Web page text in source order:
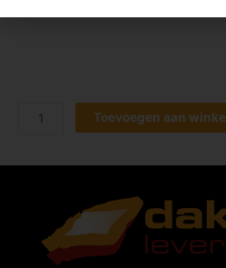
Toevoegen aan